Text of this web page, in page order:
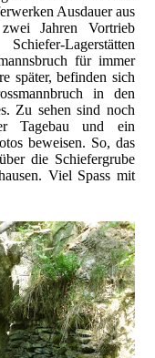
Ausdauer aus
Jahren Vortrieb
Lagerstätten
für immer
später, befinden sich
in den
Zu sehen sind noch
Tagebau und ein
beweisen. So, das
die Schiefergrube
Viel Spass mit